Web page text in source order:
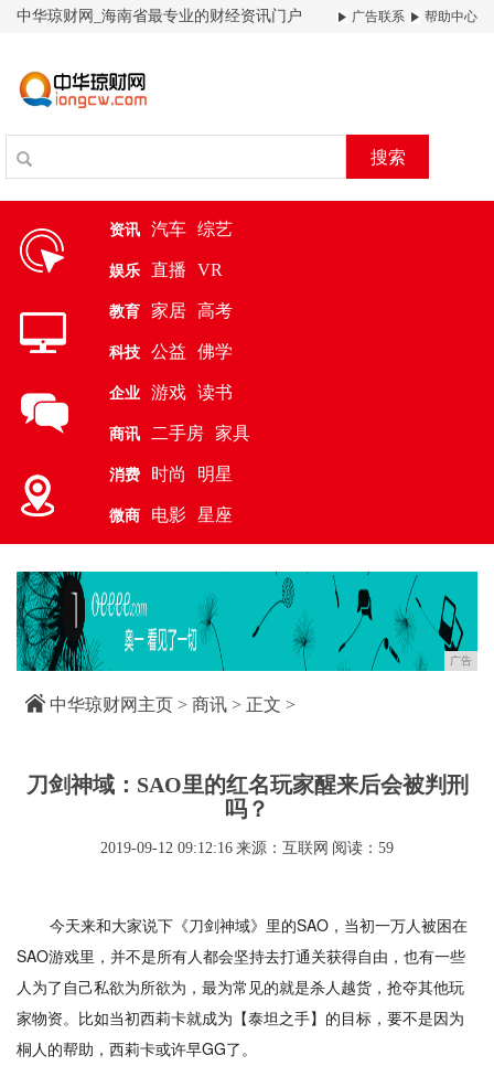
中华琼财网_海南省最专业的财经资讯门户 广告联系 帮助中心
搜索
资讯 汽车 综艺
娱乐 直播 VR
教育 家居 高考
科技 公益 佛学
企业 游戏 读书
商讯 二手房 家具
消费 时尚 明星
微商 电影 星座
广告
中华琼财网主页 > 商讯 > 正文 >
刀剑神域：SAO里的红名玩家醒来后会被判刑
吗？
2019-09-12 09:12:16 来源：互联网 阅读：59
今天来和大家说下《刀剑神域》里的SAO，当初一万人被困在
SAO游戏里，并不是所有人都会坚持去打通关获得自由，也有一些
人为了自己私欲为所欲为，最为常见的就是杀人越货，抢夺其他玩
家物资。比如当初西莉卡就成为【泰坦之手】的目标，要不是因为
桐人的帮助，西莉卡或许早GG了。